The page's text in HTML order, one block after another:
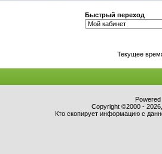
Быстрый переход
Текущее
Copyright ©2000 -
Кто скопирует информацию с